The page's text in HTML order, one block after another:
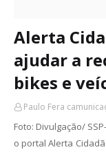
Alerta
ajudar a
bikes e
Paulo Fera
Foto: Divulgação/
o portal Alerta